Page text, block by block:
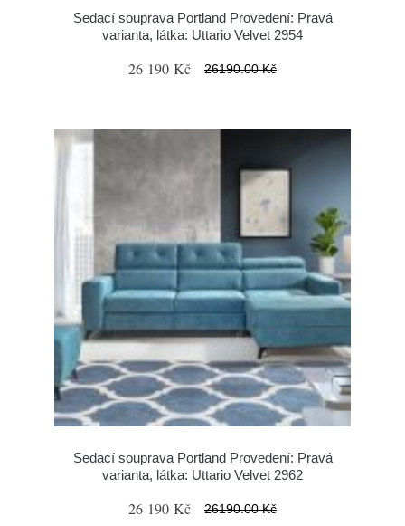
Sedací souprava Portland Provedení: Pravá
varianta, látka: Uttario Velvet 2954
26 190 Kč 26190.00 Kč
Sedací souprava Portland Provedení: Pravá
varianta, látka: Uttario Velvet 2962
26 190 Kč 26190.00 Kč